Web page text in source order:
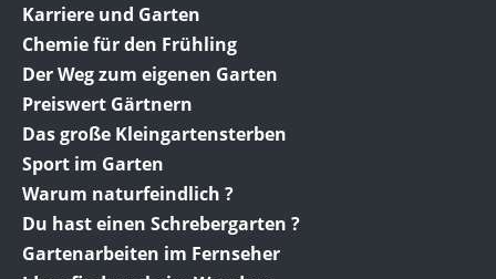
Karriere und Garten
Chemie für den Frühling
Der Weg zum eigenen Garten
Preiswert Gärtnern
Das große Kleingartensterben
Sport im Garten
Warum naturfeindlich ?
Du hast einen Schrebergarten ?
Gartenarbeiten im Fernseher